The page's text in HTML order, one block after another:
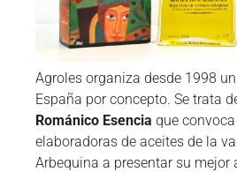
Agroles organiza desde 1998
España por concepto. Se trata
Románico Esencia que
elaboradoras de aceites de la
Arbequina a presentar su mejor